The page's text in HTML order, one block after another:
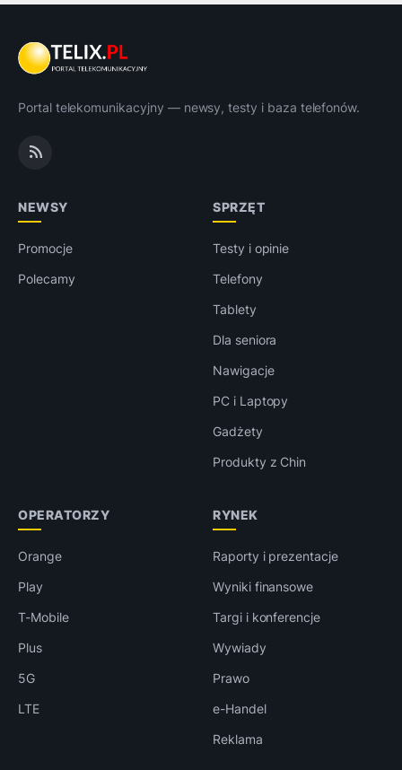
Portal telekomunikacyjny — newsy, testy i baza telefonów.
NEWSY
Promocje
Polecamy
SPRZĘT
Testy i opinie
Telefony
Tablety
Dla seniora
Nawigacje
PC i Laptopy
Gadżety
Produkty z Chin
OPERATORZY
Orange
Play
T-Mobile
Plus
5G
LTE
RYNEK
Raporty i prezentacje
Wyniki finansowe
Targi i konferencje
Wywiady
Prawo
e-Handel
Reklama